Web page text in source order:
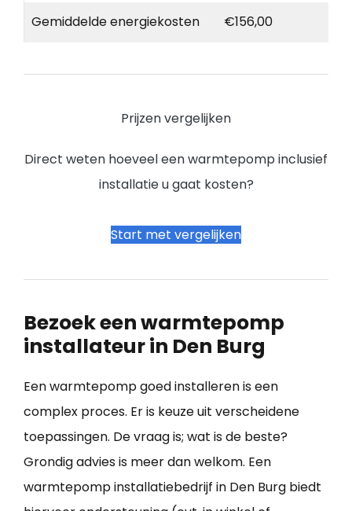
Gemiddelde energiekosten €156,00
Prijzen vergelijken
Direct weten hoeveel een warmtepomp inclusief
installatie u gaat kosten?
Start met vergelijken
Bezoek een warmtepomp
installateur in Den Burg
Een warmtepomp goed installeren is een
complex proces. Er is keuze uit verscheidene
toepassingen. De vraag is; wat is de beste?
Grondig advies is meer dan welkom. Een
warmtepomp installatiebedrijf in Den Burg biedt